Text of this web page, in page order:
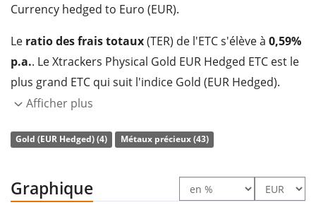
Currency hedged to Euro (EUR).
Le ratio des frais totaux(TER) de l'ETC s'élève à 0,59%
p.a.. Le Xtrackers Physical Gold EUR Hedged ETC est le
plus grand ETC qui suit l'indice Gold (EUR Hedged).
L'ETC reproduit la performance de l’indice sous-jacent
garantie par ladétention physiquedu métal précieux.
Le Xtrackers Physical Gold EUR Hedged ETC est un très
grand ETC avec des
actifs sous gestion à hauteur de
Afficher plus
Gold (EUR Hedged) (4) Métaux précieux (43)
Graphique